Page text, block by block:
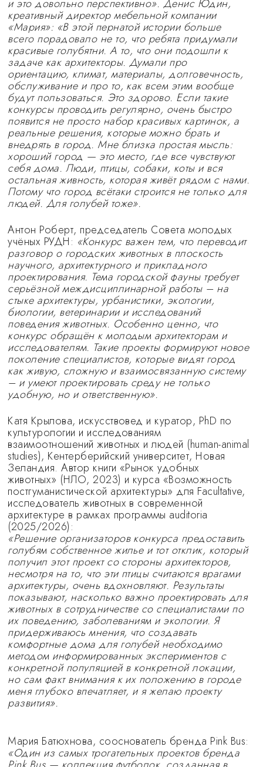
и это довольно перспективно». Денис Юдин,
креативный директор мебельной компании
«Мария»: «В этой пернатой истории больше
всего порадовало не то, что ребята придумали
красивые голубятни. А то, что они подошли к
задаче как архитекторы. Думали про
ориентацию, климат, материалы, долговечность,
обслуживание и про то, как всем этим вообще
будут пользоваться. Это здорово. Если такие
конкурсы проводить регулярно, очень быстро
появится не просто набор красивых картинок, а
реальные решения, которые можно брать и
внедрять в город. Мне близка простая мысль:
хороший город — это место, где все чувствуют
себя дома. Люди, птицы, собаки, коты и вся
остальная живность, которая живёт рядом с нами.
Потому что город всётаки строится не только для
людей. Для голубей тоже».
Антон Роберт, председатель Совета молодых
учёных РУДН: «Конкурс важен тем, что переводит
разговор о городских животных в плоскость
научного, архитектурного и прикладного
проектирования. Тема городской фауны требует
серьёзной междисциплинарной работы – на
стыке архитектуры, урбанистики, экологии,
биологии, ветеринарии и исследований
поведения животных. Особенно ценно, что
конкурс обращён к молодым архитекторам и
исследователям. Такие проекты формируют новое
поколение специалистов, которые видят город
как живую, сложную и взаимосвязанную систему
– и умеют проектировать среду не только
удобную, но и ответственную».
Катя Крылова, искусствовед и куратор, PhD по
культурологии и исследованиям
взаимоотношений животных и людей (human-animal
studies), Кентерберийский университет, Новая
Зеландия. Автор книги «Рынок удобных
животных» (НЛО, 2023) и курса «Возможность
постгуманистической архитектуры» для Facultative,
исследователь животных в современной
архитектуре в рамках программы auditoria
(2025/2026):
«Решение организаторов конкурса предоставить
голубям собственное жилье и тот отклик, который
получил этот проект со стороны архитекторов,
несмотря на то, что эти птицы считаются врагами
архитектуры, очень вдохновляют. Результаты
показывают, насколько важно проектировать для
животных в сотрудничестве со специалистами по
их поведению, заболеваниям и экологии. Я
придерживаюсь мнения, что создавать
комфортные дома для голубей необходимо
методом информированных экспериментов с
конкретной популяцией в конкретной локации,
но сам факт внимания к их положению в городе
меня глубоко впечатляет, и я желаю проекту
развития».
Мария Батюхнова, сооснователь бренда Pink Bus:
«Один из самых трогательных проектов бренда